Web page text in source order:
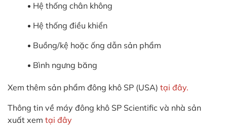
Hệ thống chân không
Hệ thống điều khiển
Buồng/kệ hoặc ống dẫn sản phẩm
Bình ngưng băng
Xem thêm sản phẩm đông khô SP (USA) tại đây.
Thông tin về máy đông khô SP Scientific và nhà sản
xuất xem tại đây